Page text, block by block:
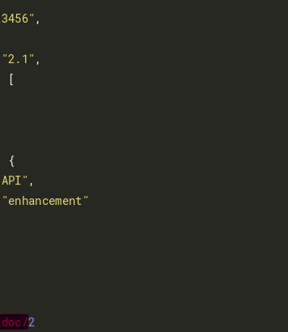
,
"2.1" ,
[
{
,
"enhancement"
2